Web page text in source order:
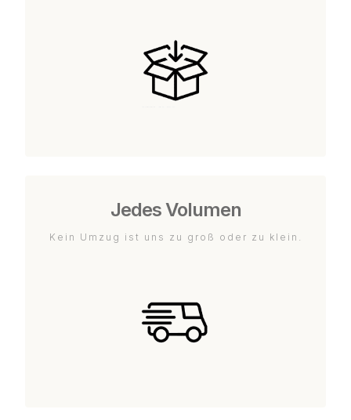
Jedes Volumen
Kein Umzug ist uns zu groß oder zu klein.